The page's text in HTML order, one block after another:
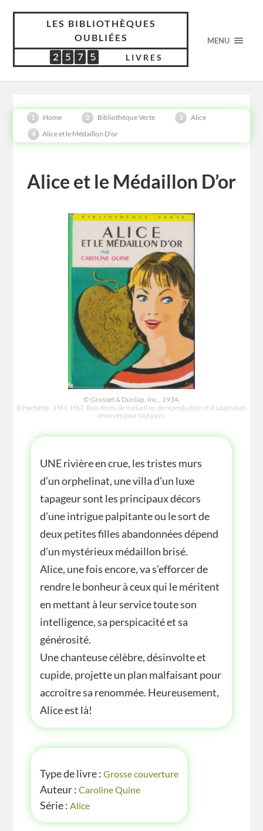
LES BIBLIOTHÈQUES
OUBLIÉES
2
5
2 5
4
5 7
1
7 5
7
5 LIVRES
MENU
Home Bibliothèque Verte
Alice
Alice et le Médaillon D’or
Alice et le Médaillon D’or
© Grosset & Dunlap, Inc., 1934.
© Hachette , 1961, 1967. Tous droits de traduction, de reproduction et d'adaptation
réservés pour tout pays.
HISTOIRE
UNE rivière en crue, les tristes murs
d’un orphelinat, une villa d’un luxe
tapageur sont les principaux décors
d’une intrigue palpitante ou le sort de
deux petites filles abandonnées dépend
d’un mystérieux médaillon brisé.
Alice, une fois encore, va s’efforcer de
rendre le bonheur à ceux qui le méritent
en mettant à leur service toute son
intelligence, sa perspicacité et sa
générosité.
Une chanteuse célèbre, désinvolte et
cupide, projette un plan malfaisant pour
accroitre sa renommée. Heureusement,
Alice est là!
INFOS
Type de livre : Grosse couverture
Auteur : Caroline Quine
Série : Alice